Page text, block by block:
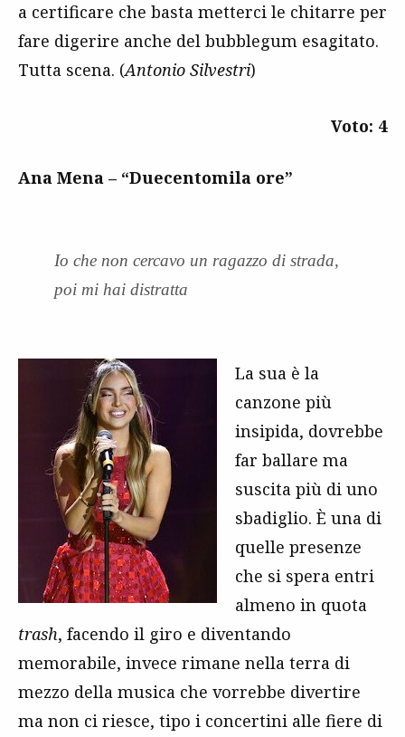
a certificare che basta metterci le chitarre per
fare digerire anche del bubblegum esagitato.
Tutta scena. (Antonio Silvestri)
Voto: 4
Ana Mena – “Duecentomila ore”
Io che non cercavo un ragazzo di strada,
poi mi hai distratta
La sua è la
canzone più
insipida, dovrebbe
far ballare ma
suscita più di uno
sbadiglio. È una di
quelle presenze
che si spera entri
almeno in quota
trash, facendo il giro e diventando
memorabile, invece rimane nella terra di
mezzo della musica che vorrebbe divertire
ma non ci riesce, tipo i concertini alle fiere di